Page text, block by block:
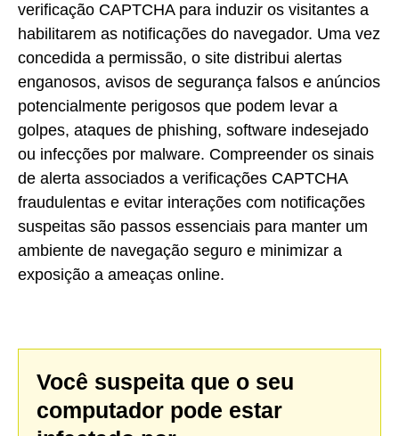
verificação CAPTCHA para induzir os visitantes a
habilitarem as notificações do navegador. Uma vez
concedida a permissão, o site distribui alertas
enganosos, avisos de segurança falsos e anúncios
potencialmente perigosos que podem levar a
golpes, ataques de phishing, software indesejado
ou infecções por malware. Compreender os sinais
de alerta associados a verificações CAPTCHA
fraudulentas e evitar interações com notificações
suspeitas são passos essenciais para manter um
ambiente de navegação seguro e minimizar a
exposição a ameaças online.
Você suspeita que o seu
computador pode estar